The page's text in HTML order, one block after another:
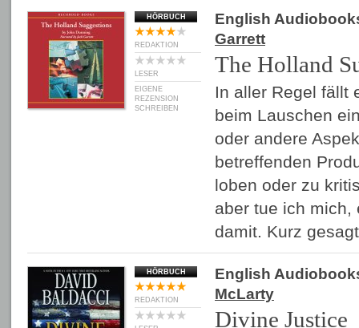
HÖRBUCH
REDAKTION
LESER
EIGENE
REZENSION
SCHREIBEN
English
Garrett
The Holland
In aller Regel fällt
beim Lauschen
oder andere
betreffenden
loben oder zu
aber tue ich mich,
damit. Kurz
HÖRBUCH
REDAKTION
English
McLarty
Divine Justice